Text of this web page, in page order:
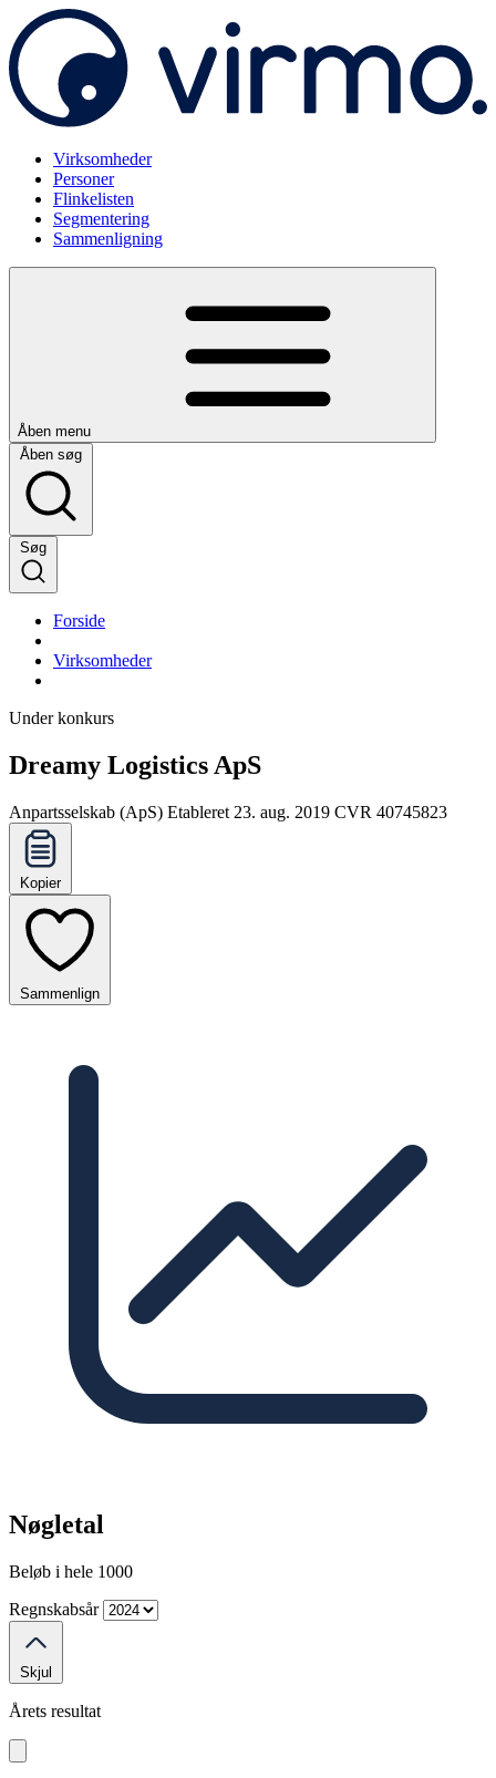
Virksomheder
Personer
Flinkelisten
Segmentering
Sammenligning
Åben menu
Åben søg
Søg
Forside
Virksomheder
Under konkurs
Dreamy Logistics ApS
Anpartsselskab (ApS) Etableret 23. aug. 2019 CVR 40745823
Kopier
Sammenlign
Nøgletal
Beløb i hele 1000
Regnskabsår
Skjul
Årets resultat